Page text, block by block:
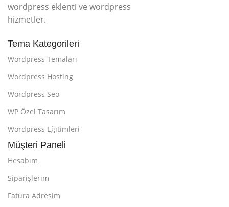
wordpress eklenti ve wordpress
hizmetler.
Tema Kategorileri
Wordpress Temaları
Wordpress Hosting
Wordpress Seo
WP Özel Tasarım
Wordpress Eğitimleri
Müşteri Paneli
Hesabım
Siparişlerim
Fatura Adresim